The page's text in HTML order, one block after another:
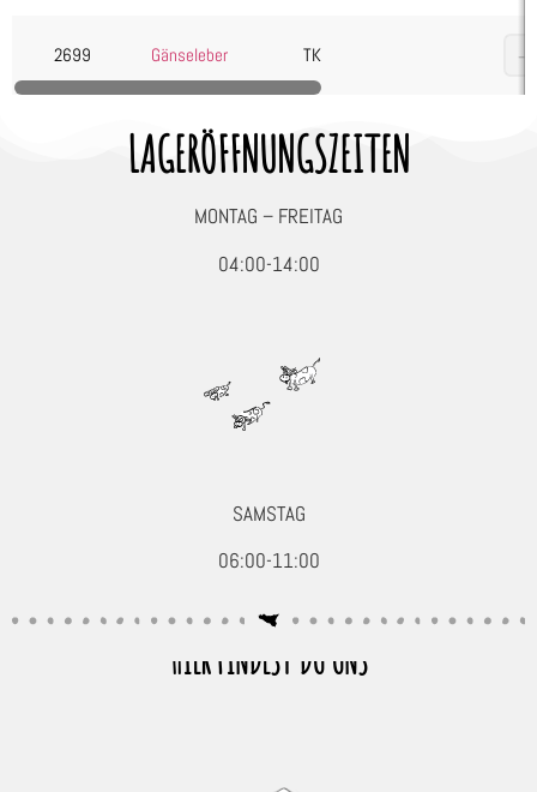
2699 Gänseleber TK
LAGERÖFFNUNGSZEITEN
MONTAG – FREITAG
04:00-14:00
SAMSTAG
06:00-11:00
HIER FINDEST DU UNS